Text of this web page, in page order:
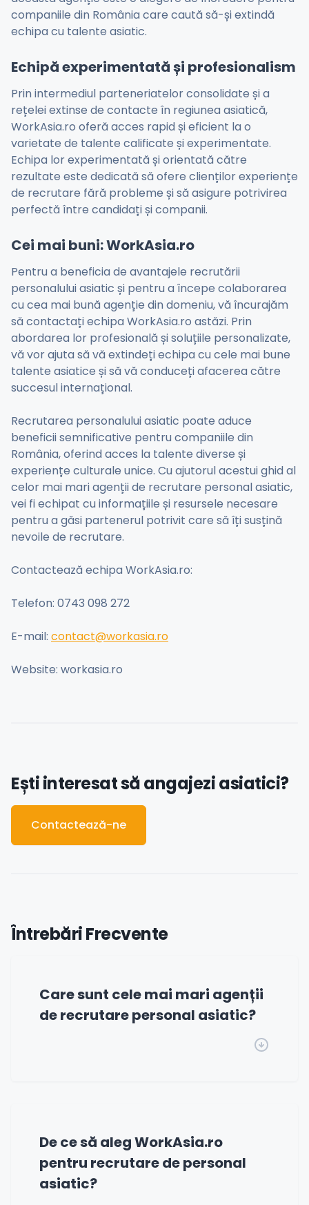
companiile din România care caută să-și extindă
echipa cu talente asiatic.
Echipă experimentată și profesionalism
Prin intermediul parteneriatelor consolidate și a
rețelei extinse de contacte în regiunea asiatică,
WorkAsia.ro oferă acces rapid și eficient la o
varietate de talente calificate și experimentate.
Echipa lor experimentată și orientată către
rezultate este dedicată să ofere clienților experiențe
de recrutare fără probleme și să asigure potrivirea
perfectă între candidați și companii.
Cei mai buni: WorkAsia.ro
Pentru a beneficia de avantajele recrutării
personalului asiatic și pentru a începe colaborarea
cu cea mai bună agenție din domeniu, vă încurajăm
să contactați echipa WorkAsia.ro astăzi. Prin
abordarea lor profesională și soluțiile personalizate,
vă vor ajuta să vă extindeți echipa cu cele mai bune
talente asiatice și să vă conduceți afacerea către
succesul internațional.
Recrutarea personalului asiatic poate aduce
beneficii semnificative pentru companiile din
România, oferind acces la talente diverse și
experiențe culturale unice. Cu ajutorul acestui ghid al
celor mai mari agenții de recrutare personal asiatic,
vei fi echipat cu informațiile și resursele necesare
pentru a găsi partenerul potrivit care să îți susțină
nevoile de recrutare.
Contactează echipa WorkAsia.ro:
Telefon: 0743 098 272
E-mail: contact@workasia.ro
Website: workasia.ro
Ești interesat să angajezi asiatici?
Contactează-ne
Întrebări Frecvente
Care sunt cele mai mari agenții
de recrutare personal asiatic?
De ce să aleg WorkAsia.ro
pentru recrutare de personal
asiatic?